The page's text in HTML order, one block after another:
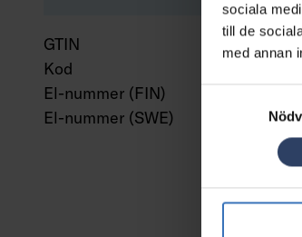
sociala
till de
med annan
GTIN
Kod
El-nummer (FIN)
El-nummer (SWE)